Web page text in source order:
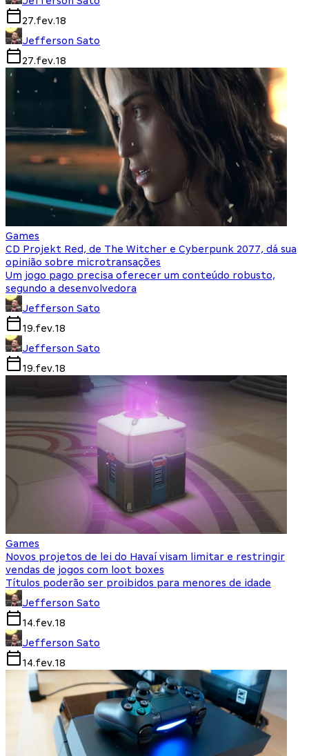
27.fev.18
Jefferson Sato
27.fev.18
Games
CD Projekt Red, de The Witcher e Cyberpunk 2077, dá sua
opinião sobre microtransações
Um jogo pago precisa oferecer um conteúdo robusto,
segundo a desenvolvedora
Jefferson Sato
19.fev.18
Jefferson Sato
19.fev.18
Games
Novos projetos de lei do Havaí visam limitar e restringir
vendas de jogos com loot boxes
Títulos poderão ser proibidos para menores de idade
Jefferson Sato
14.fev.18
Jefferson Sato
14.fev.18